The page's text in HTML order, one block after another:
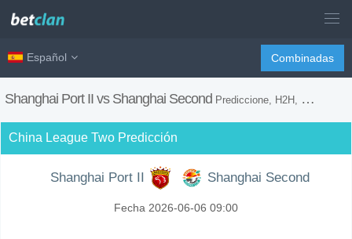
Español Combinadas
Shanghai Port II vs Shanghai Second Prediccione, H2H, Consejos de Apuestas y Previsión del Partido
China League Two Predicción
Shanghai Port II Shanghai Second
Fecha 2026-06-06 09:00